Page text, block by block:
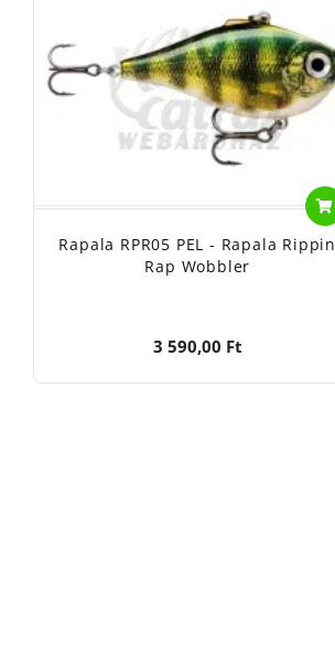
Rapala RPR05 PEL - Rapala Rippin
Rap Wobbler
3 590,00 Ft